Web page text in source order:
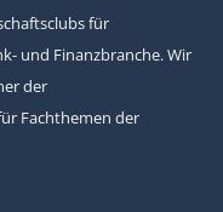
für
und Finanzbranche. Wir
der
Fachthemen der